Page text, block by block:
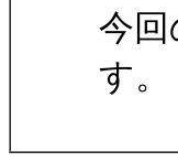
今
す。